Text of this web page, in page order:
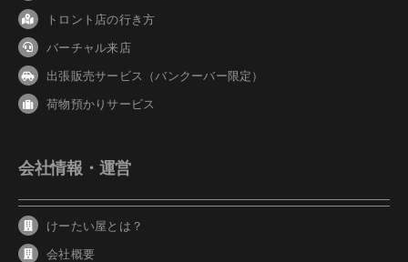
トロント店の行き方
バーチャル来店
出張販売サービス（バンクーバー限定）
荷物預かりサービス
会社情報・運営
けーたい屋とは？
会社概要